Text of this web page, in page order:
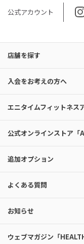
公式アカウント
店舗を探す
入会をお考えの方へ
エニタイムフィットネス
公式オンラインストア「
追加オプション
よくある質問
お知らせ
ウェブマガジン「